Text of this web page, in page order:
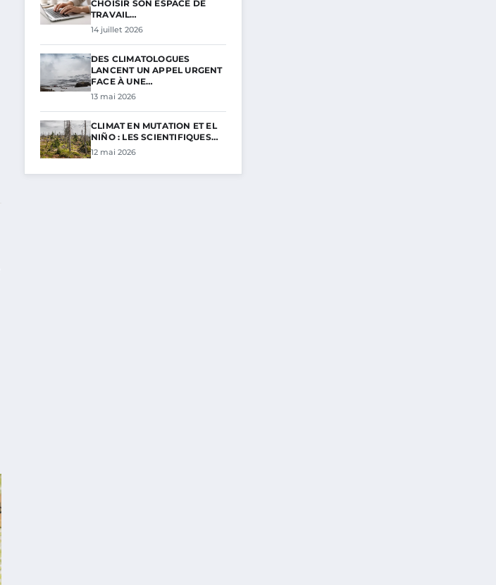
CHOISIR SON ESPACE DE
TRAVAIL…
14 juillet 2026
DES CLIMATOLOGUES
LANCENT UN APPEL URGENT
FACE À UNE…
13 mai 2026
CLIMAT EN MUTATION ET EL
NIÑO : LES SCIENTIFIQUES…
12 mai 2026